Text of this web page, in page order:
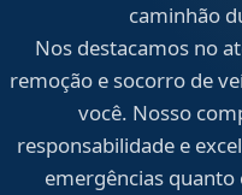
caminhão
Nos destacamos no
remoção e socorro de
você. Nosso
responsabilidade e
emergências